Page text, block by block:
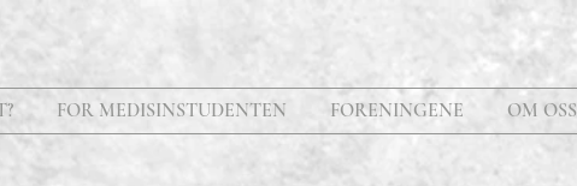
FOR MEDISINSTUDENTEN FORENINGENE OM OSS